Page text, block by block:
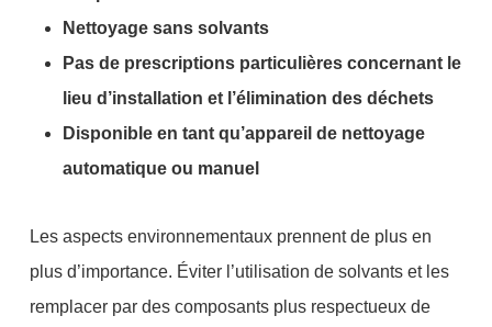
Nettoyage sans solvants
Pas de prescriptions particulières concernant le
lieu d’installation et l’élimination des déchets
Disponible en tant qu’appareil de nettoyage
automatique ou manuel
Les aspects environnementaux prennent de plus en
plus d’importance. Éviter l’utilisation de solvants et les
remplacer par des composants plus respectueux de